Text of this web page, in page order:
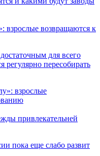
взрослые возвращаются к
для всего
регулярно пересобирать
привлекательней
пока еще слабо развит